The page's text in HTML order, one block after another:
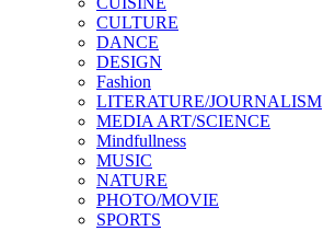
CULTURE
DANCE
DESIGN
Fashion
LITERATURE/JOURNALISM
MEDIA ART/SCIENCE
Mindfullness
MUSIC
NATURE
PHOTO/MOVIE
SPORTS